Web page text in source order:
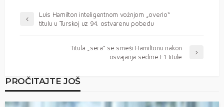
Luis Hamilton inteligentnom vožnjom „overio“
titulu u Turskoj uz 94. ostvarenu pobedu
Titula „sera“ se smeši Hamiltonu nakon
osvajanja sedme F1 titule
PROČITAJTE JOŠ